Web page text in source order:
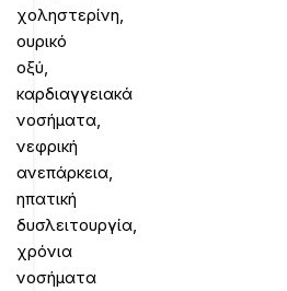
χοληστερίνη,
ουρικό
οξύ,
καρδιαγγειακά
νοσήματα,
νεφρική
ανεπάρκεια,
ηπατική
δυσλειτουργία,
χρόνια
νοσήματα